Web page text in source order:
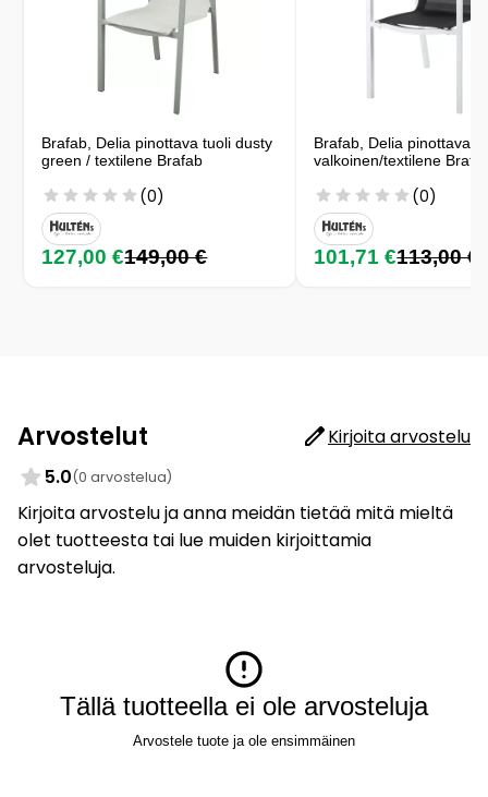
Brafab, Delia pinottava tuoli dusty
green / textilene Brafab
(0)
127,00 €149,00 €
Brafab, Delia pinottava
valkoinen/textilene
(0)
101,71 €113,00 €
Arvostelut
Kirjoita arvostelu
5.0(0 arvostelua)
Kirjoita arvostelu ja anna meidän tietää mitä mieltä
olet tuotteesta tai lue muiden kirjoittamia
arvosteluja.
Tällä tuotteella ei ole arvosteluja
Arvostele tuote ja ole ensimmäinen